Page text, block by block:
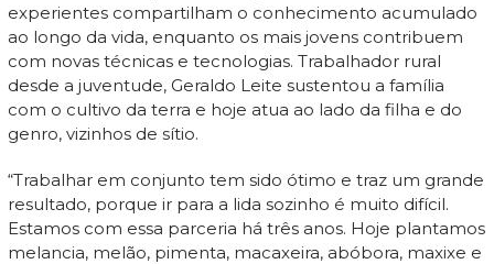
experientes compartilham o conhecimento acumulado
ao longo da vida, enquanto os mais jovens contribuem
com novas técnicas e tecnologias. Trabalhador rural
desde a juventude, Geraldo Leite sustentou a família
com o cultivo da terra e hoje atua ao lado da filha e do
genro, vizinhos de sítio.
“Trabalhar em conjunto tem sido ótimo e traz um grande
resultado, porque ir para a lida sozinho é muito difícil.
Estamos com essa parceria há três anos. Hoje plantamos
melancia, melão, pimenta, macaxeira, abóbora, maxixe e